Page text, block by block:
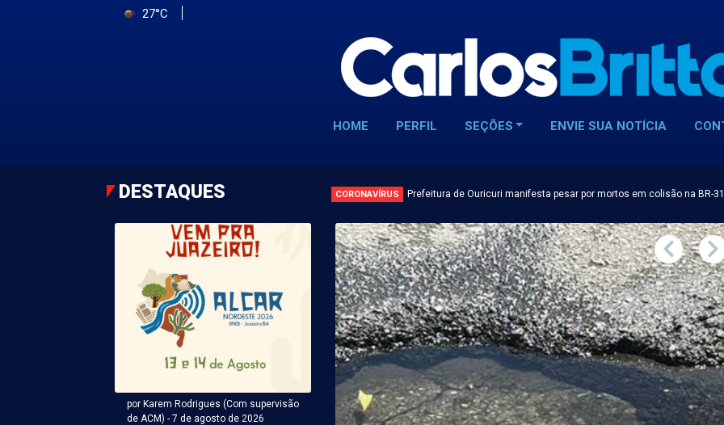
27°C
HOME PERFIL SEÇÕES ENVIE SUA NOTÍCIA
DESTAQUES CORONAVÍRUS Prefeitura de Ouricuri manifesta pesar por mortos em colisão na BR-
por Karem Rodrigues (Com supervisão
de ACM) - 7 de agosto de 2026